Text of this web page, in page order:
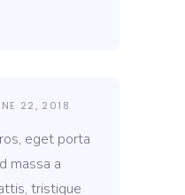
22, 2018
eget porta
massa a
tristique